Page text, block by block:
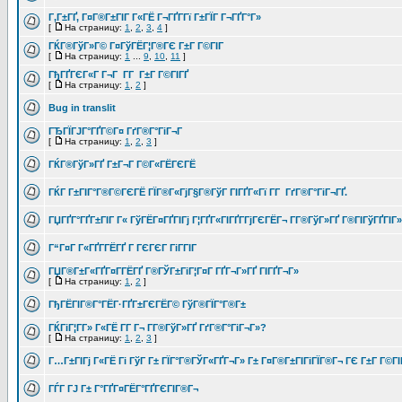
Г‚Г±ГҐ, Г¤Г®Г±ГІГ Г«ГЁ Г¬ГҐГ­Гї Г±ГЇГ Г¬ГҐГ°Г»
[ На страницу: 1 2 3 4 ]
ГЌГ®ГўГ»Г© Г¤ГўГЁГ¦Г®ГЄ Г±Г Г©ГІГ
[ На страницу: 1 9 10 11 ]
ГђГҐГЄГ«Г Г¬Г Г­Г Г±Г Г©ГІГҐ
[ На страницу: 1 2 ]
Bug in translit
ГЂГЇГЈГ°ГҐГ©Г¤ ГґГ®Г°ГіГ¬Г
[ На страницу: 1 2 3 ]
ГЌГ®ГўГ»ГҐ Г±Г¬Г Г©Г«ГЁГЄГЁ
ГЌГ Г±ГІГ°Г®Г©ГЄГЁ ГЇГ®Г«ГјГ§Г®ГўГ ГІГҐГ«Гї Г­Г ГґГ®Г°ГіГ¬ГҐ.
ГЏГҐГ°ГҐГ±ГІГ Г« ГўГЁГ¤ГҐГІГј Г¦ГҐГ«ГІГҐГ­ГјГЄГЁГ¬ Г­Г®ГўГ»ГҐ
Г“Г¤Г Г«ГҐГ­ГЁГҐ Г ГЄГЄГ ГіГ­ГІГ
ГЏГ®Г±Г«ГҐГ¤Г­ГЁГҐ Г®ГЎГ±ГіГ¦Г¤Г ГҐГ¬Г»ГҐ ГІГҐГ¬Г»
[ На страницу: 1 2 ]
ГђГЁГІГ®Г°ГЁГ·ГҐГ±ГЄГЁГ© ГўГ®ГЇГ°Г®Г±
ГЌГіГ¦Г­Г» Г«ГЁ Г­Г Г¬ Г­Г®ГўГ»ГҐ ГґГ®Г°ГіГ¬Г»?
[ На страницу: 1 2 3 ]
Г…Г±ГІГј Г«ГЁ Гі ГўГ Г± ГЇГ°Г®ГЎГ«ГҐГ¬Г» Г± Г¤Г®Г±ГІГіГЇГ®Г¬ ГЄ Г±Г
ГЃГ ГЈ Г± Г°ГҐГ¤ГЁГ°ГҐГЄГІГ®Г¬